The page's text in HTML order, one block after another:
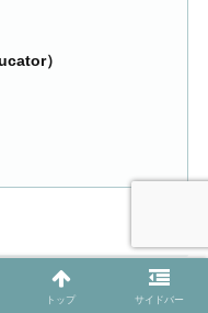
）
トップ サイドバー